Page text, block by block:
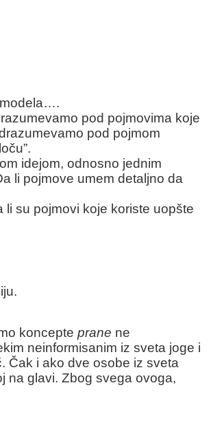
modela….
pod pojmovima koje
pod pojmom
idejom, odnosno jednim
li pojmove umem detaljno da
su pojmovi koje koriste uopšte
koncepte prane ne
neinformisanim iz sveta joge i
Čak i ako dve osobe iz sveta
na glavi. Zbog svega ovoga,